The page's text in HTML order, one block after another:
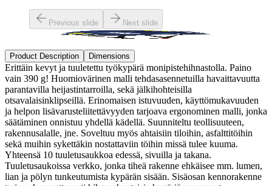
Previous slide Next slide
Product Description Dimensions
Erittäin kevyt ja tuuletettu työkypärä monipistehihnastolla. Paino
vain 390 g! Huomiovärinen malli tehdasasennetuilla havaittavuutta
parantavilla heijastintarroilla, sekä jälkihohteisilla
otsavalaisinklipseillä. Erinomaisen istuvuuden, käyttömukavuuden
ja helpon lisävarusteliitettävyyden tarjoava ergonominen malli, jonka
säätäminen onnistuu yhdellä kädellä. Suunniteltu teollisuuteen,
rakennusalalle, jne. Soveltuu myös ahtaisiin tiloihin, asfalttitöihin
sekä muihin sykettäkin nostattaviin töihin missä tulee kuuma.
Yhteensä 10 tuuletusaukkoa edessä, sivuilla ja takana.
Tuuletusaukoissa verkko, jonka tiheä rakenne ehkäisee mm. lumen,
lian ja pölyn tunkeutumista kypärän sisään. Sisäosan kennorakenne